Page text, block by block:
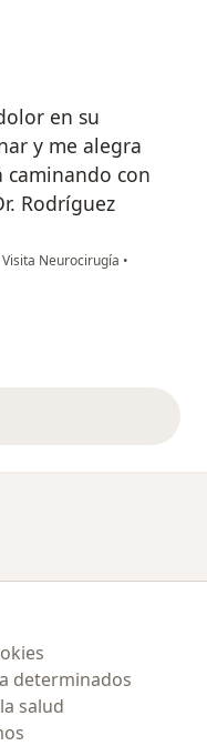
en su
y me alegra
caminando con
Rodríguez
Visita Neurocirugía •
anteriores
determinados
salud